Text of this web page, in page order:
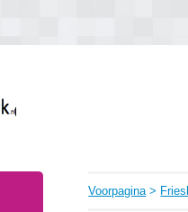
Voorpagina>